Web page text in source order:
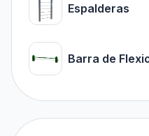
Espalderas
Barra de